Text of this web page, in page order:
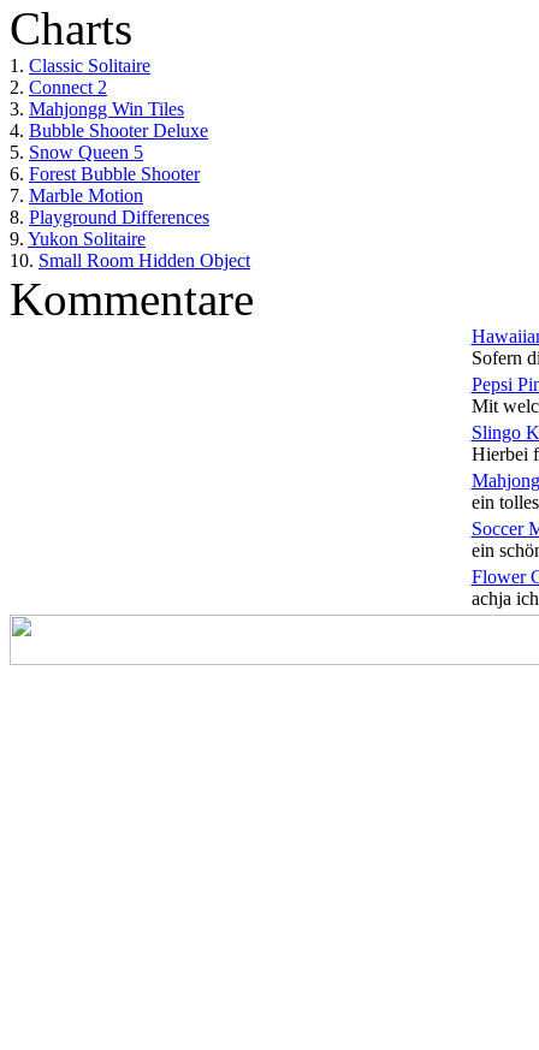
Charts
1. Classic Solitaire
2. Connect 2
3. Mahjongg Win Tiles
4. Bubble Shooter Deluxe
5. Snow Queen 5
6. Forest Bubble Shooter
7. Marble Motion
8. Playground Differences
9. Yukon Solitaire
10. Small Room Hidden Object
Kommentare
Sofern
Pepsi
Mit
Slingo
Hierbei
ein
Soccer
ein
Flower
achja